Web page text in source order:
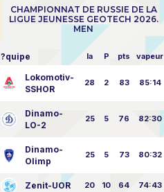
CHAMPIONNAT DE RUSSIE DE LA
LIGUE JEUNESSE GEOTECH 2026.
MEN
?quipe la P pts vapeur
Lokomotiv-
SSHOR
28 2 83 85:14
Dinamo-
LO-2
25 5 76 82:30
Dinamo-
Olimp
25 5 73 80:32
Zenit-UOR 20 10 64 74:43